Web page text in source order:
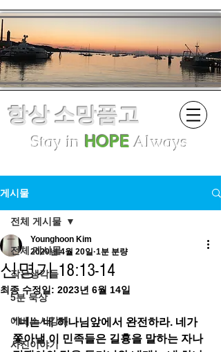
항상 소망품고
Stay in HOPE Always
게시물
전체 게시물
작은생각들
5분 묵상
에베소서강해
사진이야기
전체 게시물
신명기 18:13-14
Younghoon Kim
2020년 4월 20일 1분 분량
최종 수정일: 2023년 6월 14일
“너는 네 하나님앞에서 완전하라. 네가
쫓아낼 이 민족들은 길흉을 말하는 자나